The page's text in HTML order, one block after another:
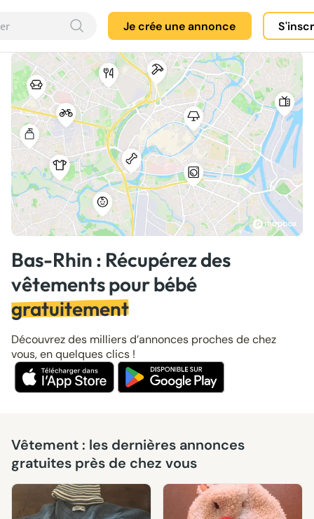
Je crée une annonce
Bas-Rhin : Récupérez des
vêtements pour bébé
gratuitement
Découvrez des milliers d’annonces proches de chez
vous, en quelques clics !
Vêtement : les dernières annonces
gratuites près de chez vous